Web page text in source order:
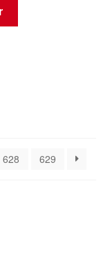
628 629